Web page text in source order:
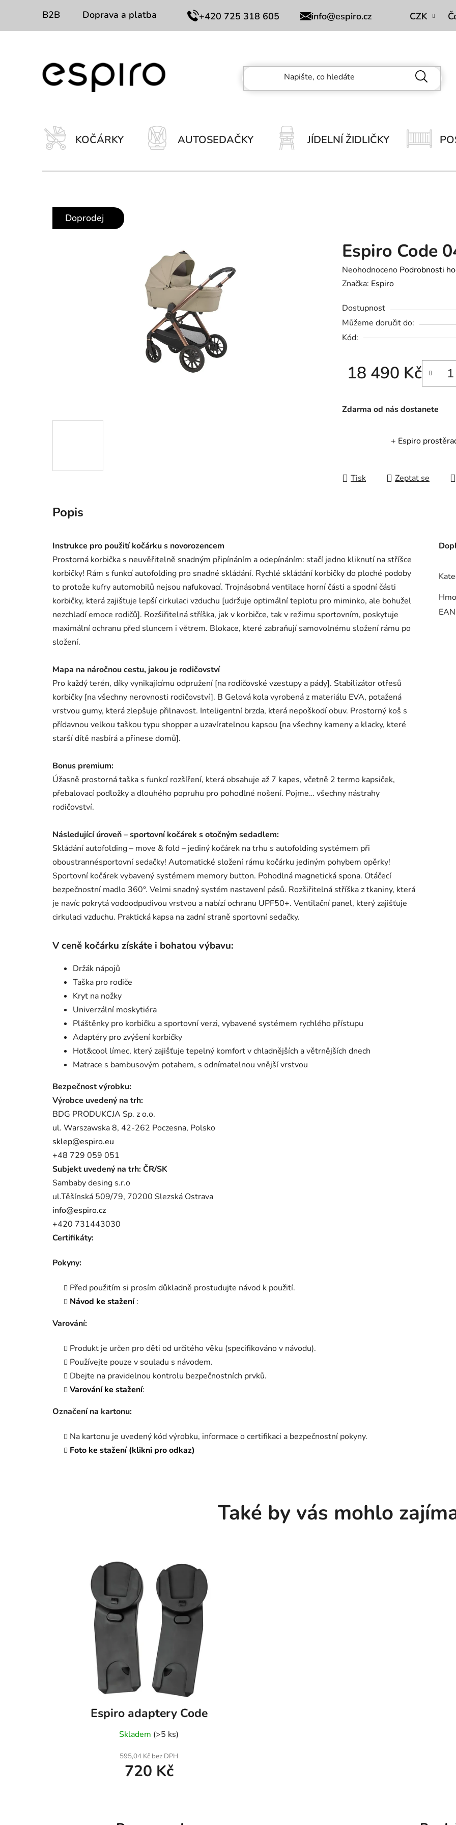
B2B Doprava a platba Kontakty Obchodní podmínky
+420 725 318 605 info@espiro.cz CZK
KOČÁRKY AUTOSEDAČKY JÍDELNÍ ŽIDLIČKY
Espiro Code
Průměrné
hodnocení
je
0,0
z
hvězdiček.
Neohodnoceno Podrobnosti
Značka: Espiro
Dostupnost
Můžeme doručit do:
Kód:
18 490 Kč
Zdarma od nás dostanete
+ Espiro
Tisk Zeptat se
Doprodej
Popis
Instrukce pro použití kočárku s novorozencem
Prostorná korbička s neuvěřitelně snadným připínáním a odepínáním: stačí jedno kliknutí na stříšce
korbičky! Rám s funkcí autofolding pro snadné skládání. Rychlé skládání korbičky do ploché podoby
to protože kufry automobilů nejsou nafukovací. Trojnásobná ventilace horní části a spodní části
korbičky, která zajišťuje lepší cirkulaci vzduchu [udržuje optimální teplotu pro miminko, ale bohužel
nezchladí emoce rodičů]. Rozšiřitelná stříška, jak v korbičce, tak v režimu sportovním, poskytuje
maximální ochranu před sluncem i větrem. Blokace, které zabraňují samovolnému složení rámu po
složení.
Mapa na náročnou cestu, jakou je rodičovství
Pro každý terén, díky vynikajícímu odpružení [na rodičovské vzestupy a pády]. Stabilizátor otřesů
korbičky [na všechny nerovnosti rodičovství]. B Gelová kola vyrobená z materiálu EVA, potažená
vrstvou gumy, která zlepšuje přilnavost. Inteligentní brzda, která nepoškodí obuv. Prostorný koš s
přídavnou velkou taškou typu shopper a uzavíratelnou kapsou [na všechny kameny a klacky, které
starší dítě nasbírá a přinese domů].
Bonus premium:
Úžasně prostorná taška s funkcí rozšíření, která obsahuje až 7 kapes, včetně 2 termo kapsiček,
přebalovací podložky a dlouhého popruhu pro pohodlné nošení. Pojme… všechny nástrahy
rodičovství.
Následující úroveň – sportovní kočárek s otočným sedadlem:
Skládání autofolding – move & fold – jediný kočárek na trhu s autofolding systémem při
oboustrannésportovní sedačky! Automatické složení rámu kočárku jediným pohybem opěrky!
Sportovní kočárek vybavený systémem memory button. Pohodlná magnetická spona. Otáčecí
bezpečnostní madlo 360°. Velmi snadný systém nastavení pásů. Rozšiřitelná stříška z tkaniny, která
je navíc pokrytá vodoodpudivou vrstvou a nabízí ochranu UPF50+. Ventilační panel, který zajišťuje
cirkulaci vzduchu. Praktická kapsa na zadní straně sportovní sedačky.
V ceně kočárku získáte i bohatou výbavu:
Držák nápojů
Taška pro rodiče
Kryt na nožky
Univerzální moskytiéra
Pláštěnky pro korbičku a sportovní verzi, vybavené systémem rychlého přístupu
Adaptéry pro zvýšení korbičky
Hot&cool límec, který zajišťuje tepelný komfort v chladnějších a větrnějších dnech
Matrace s bambusovým potahem, s odnímatelnou vnější vrstvou
Bezpečnost výrobku:
Výrobce uvedený na trh:
BDG PRODUKCJA Sp. z o.o.
ul. Warszawska 8, 42-262 Poczesna, Polsko
sklep@espiro.eu
+48 729 059 051
Subjekt uvedený na trh: ČR/SK
Sambaby desing s.r.o
ul.Těšínská 509/79, 70200 Slezská Ostrava
info@espiro.cz
+420 731443030
Certifikáty:
Pokyny:
Před použitím si prosím důkladně prostudujte návod k použití.
Návod ke stažení :
Varování:
Produkt je určen pro děti od určitého věku (specifikováno v návodu).
Používejte pouze v souladu s návodem.
Dbejte na pravidelnou kontrolu bezpečnostních prvků.
Varování ke stažení:
Označení na kartonu:
Na kartonu je uvedený kód výrobku, informace o certifikaci a bezpečnostní pokyny.
Foto ke stažení (klikni pro odkaz)
EAN
Také by vás mohlo
Espiro adaptery Code
Skladem (>5 ks)
595,04 Kč bez DPH
720 Kč